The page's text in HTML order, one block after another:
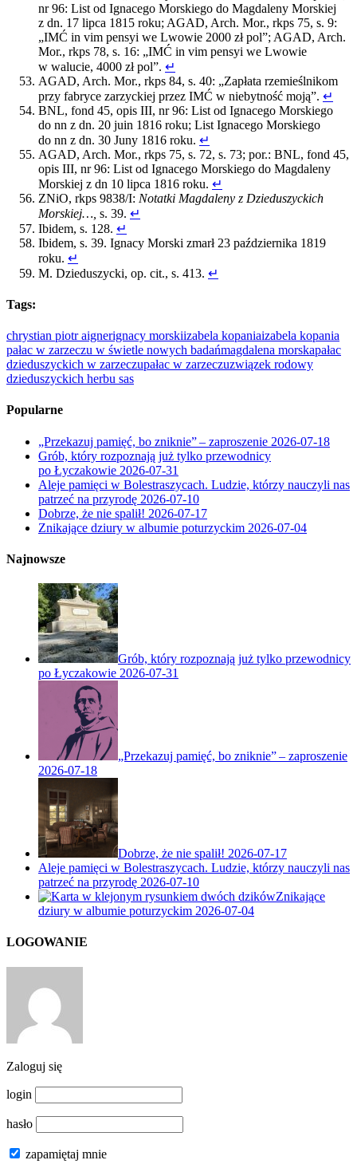
nr 96: List od Ignacego Morskiego do Magdaleny Morskiej
z dn. 17 lipca 1815 roku; AGAD, Arch. Mor., rkps 75, s. 9:
„IMĆ in vim pensyi we Lwowie 2000 zł pol”; AGAD, Arch.
Mor., rkps 78, s. 16: „IMĆ in vim pensyi we Lwowie
w walucie, 4000 zł pol”. ↵
AGAD, Arch. Mor., rkps 84, s. 40: „Zapłata rzemieślnikom
przy fabryce zarzyckiej przez IMĆ w niebytność moją”. ↵
BNL, fond 45, opis III, nr 96: List od Ignacego Morskiego
do nn z dn. 20 juin 1816 roku; List Ignacego Morskiego
do nn z dn. 30 Juny 1816 roku. ↵
AGAD, Arch. Mor., rkps 75, s. 72, s. 73; por.: BNL, fond 45,
opis III, nr 96: List od Ignacego Morskiego do Magdaleny
Morskiej z dn 10 lipca 1816 roku. ↵
ZNiO, rkps 9838/I: Notatki Magdaleny z Dzieduszyckich
Morskiej…, s. 39. ↵
Ibidem, s. 128. ↵
Ibidem, s. 39. Ignacy Morski zmarł 23 października 1819
roku. ↵
M. Dzieduszycki, op. cit., s. 413. ↵
Tags:
chrystian piotr aignerignacy morskiizabela kopaniaizabela kopania
pałac w zarzeczu w świetle nowych badańmagdalena morskapałac
dzieduszyckich w zarzeczupałac w zarzeczuzwiązek rodowy
dzieduszyckich herbu sas
Popularne
„Przekazuj pamięć, bo zniknie” – zaproszenie 2026-07-18
Grób, który rozpoznają już tylko przewodnicy
po Łyczakowie 2026-07-31
Aleje pamięci w Bolestraszycach. Ludzie, którzy nauczyli nas
patrzeć na przyrodę 2026-07-10
Dobrze, że nie spalił! 2026-07-17
Znikające dziury w albumie poturzyckim 2026-07-04
Najnowsze
Grób, który rozpoznają już tylko przewodnicy
po Łyczakowie 2026-07-31
„Przekazuj pamięć, bo zniknie” – zaproszenie
2026-07-18
Dobrze, że nie spalił! 2026-07-17
Aleje pamięci w Bolestraszycach. Ludzie, którzy nauczyli nas
patrzeć na przyrodę 2026-07-10
Znikające
dziury w albumie poturzyckim 2026-07-04
LOGOWANIE
Zaloguj się
login
hasło
zapamiętaj mnie